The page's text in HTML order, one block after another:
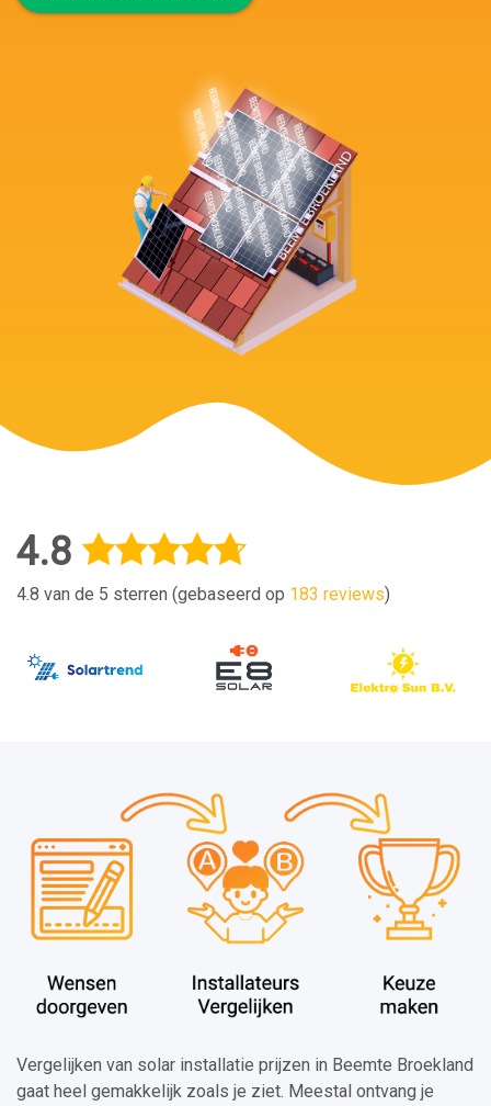
4.8
4.8 van de 5 sterren (gebaseerd op 183 reviews)
Vergelijken van solar installatie prijzen in Beemte Broekland
gaat heel gemakkelijk zoals je ziet. Meestal ontvang je